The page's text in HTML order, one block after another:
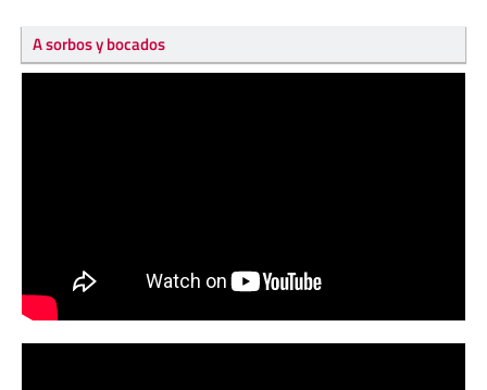
A sorbos y bocados